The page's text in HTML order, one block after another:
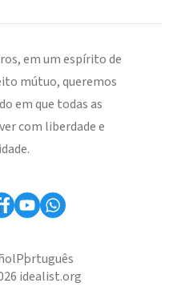
em um espírito de
mútuo, queremos
em que todas as
com liberdade e
Português
idealist.org